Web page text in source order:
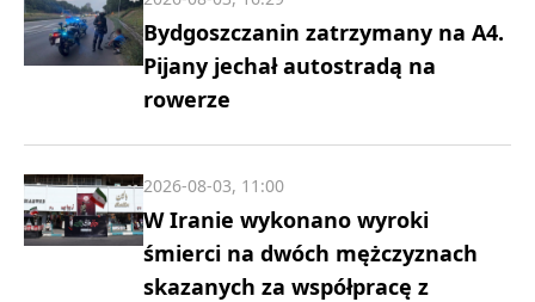
Bydgoszczanin zatrzymany na A4.
Pijany jechał autostradą na
rowerze
W Iranie wykonano wyroki
śmierci na dwóch mężczyznach
skazanych za współpracę z
2026-08-03, 11:00